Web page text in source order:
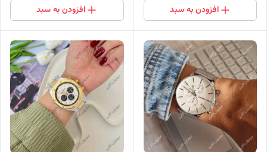
افزودن به سبد افزودن به سبد